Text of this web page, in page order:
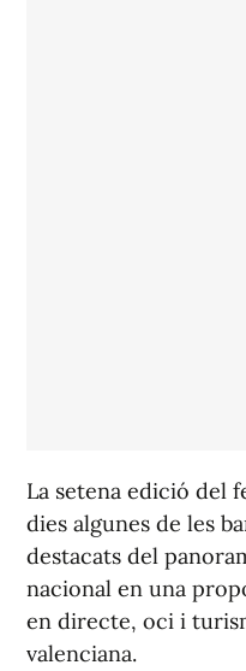
La setena edició del
dies algunes de les
destacats del
nacional en una
en directe, oci i
valenciana.